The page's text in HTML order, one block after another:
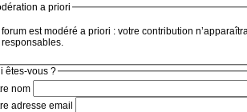
a priori
est modéré a priori : votre contribution
responsables.
êtes-vous ?
nom
adresse email